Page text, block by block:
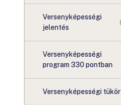
Versenyképességi
jelentés
Versenyképességi
program 330 pontban
Versenyképességi tükör